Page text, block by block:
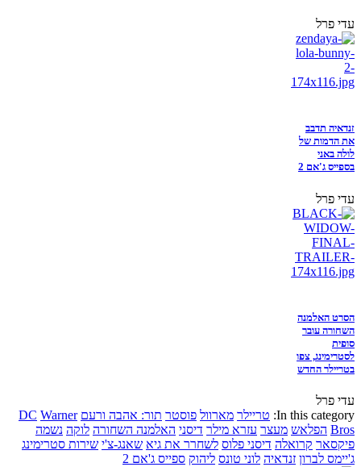
עדי פרל
זנדאיה תדבב
את הדמות של
לולה באני
בספייס ג'אם 2
עדי פרל
הסרט האלמנה
השחורה עובר
סופית
לסטרימינג, צפו
בטריילר החדש
עדי פרל
In this category: טריילר מארוול פוסטר תור: אהבה ורעם DC Warner
Bros הפלאש מעצר עזרא מילר דיסני האלמנה השחורה לוקה נשמה
פיקסאר קרואלה דיסני פלוס לשחרר את גיא שאנג-צ'י שירות סטרימינג
ג'יימס לברון זנדאיה לוני טונס ליהוק ספייס ג'אם 2